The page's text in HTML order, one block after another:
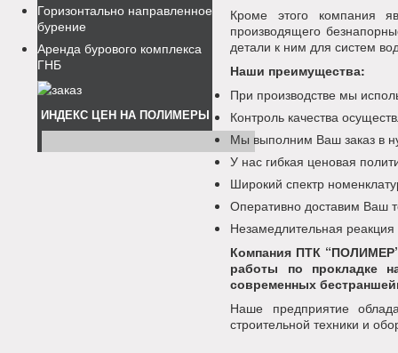
Горизонтально направленное
бурение
Аренда бурового комплекса
ГНБ
ИНДЕКС ЦЕН НА ПОЛИМЕРЫ
Кроме этого компания
производящего
детали к ним для систем
Наши преимущества:
При производстве мы
Контроль качества
Мы выполним Ваш заказ в
У нас гибкая ценовая
Широкий спектр
Оперативно доставим Ваш
Незамедлительная
Компания ПТК
работы по прокладке
современных
Наше предприятие
строительной техники и